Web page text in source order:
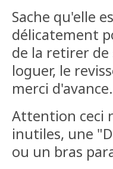
Sache qu'elle
délicatement
de la retirer de
loguer, le
merci d'avance.
Attention ceci
inutiles, une
ou un bras